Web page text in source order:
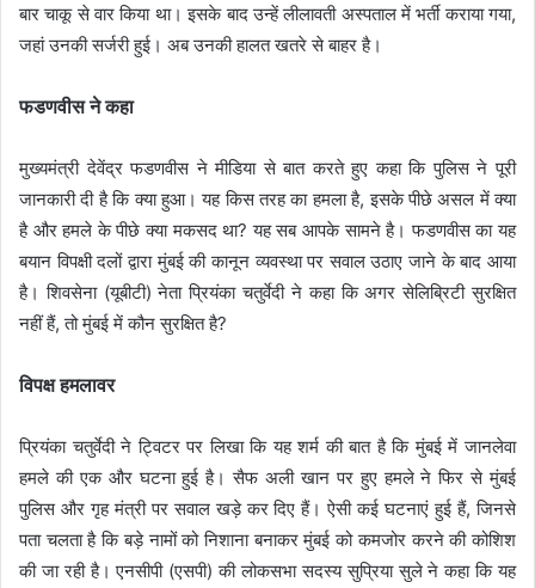
बार चाकू से वार किया था। इसके बाद उन्हें लीलावती अस्पताल में भर्ती कराया गया,
जहां उनकी सर्जरी हुई। अब उनकी हालत खतरे से बाहर है।
फडणवीस ने कहा
मुख्यमंत्री देवेंद्र फडणवीस ने मीडिया से बात करते हुए कहा कि पुलिस ने पूरी
जानकारी दी है कि क्या हुआ। यह किस तरह का हमला है, इसके पीछे असल में क्या
है और हमले के पीछे क्या मकसद था? यह सब आपके सामने है। फडणवीस का यह
बयान विपक्षी दलों द्वारा मुंबई की कानून व्यवस्था पर सवाल उठाए जाने के बाद आया
है। शिवसेना (यूबीटी) नेता प्रियंका चतुर्वेदी ने कहा कि अगर सेलिब्रिटी सुरक्षित
नहीं हैं, तो मुंबई में कौन सुरक्षित है?
विपक्ष हमलावर
प्रियंका चतुर्वेदी ने ट्विटर पर लिखा कि यह शर्म की बात है कि मुंबई में जानलेवा
हमले की एक और घटना हुई है। सैफ अली खान पर हुए हमले ने फिर से मुंबई
पुलिस और गृह मंत्री पर सवाल खड़े कर दिए हैं। ऐसी कई घटनाएं हुई हैं, जिनसे
पता चलता है कि बड़े नामों को निशाना बनाकर मुंबई को कमजोर करने की कोशिश
की जा रही है। एनसीपी (एसपी) की लोकसभा सदस्य सुप्रिया सुले ने कहा कि यह